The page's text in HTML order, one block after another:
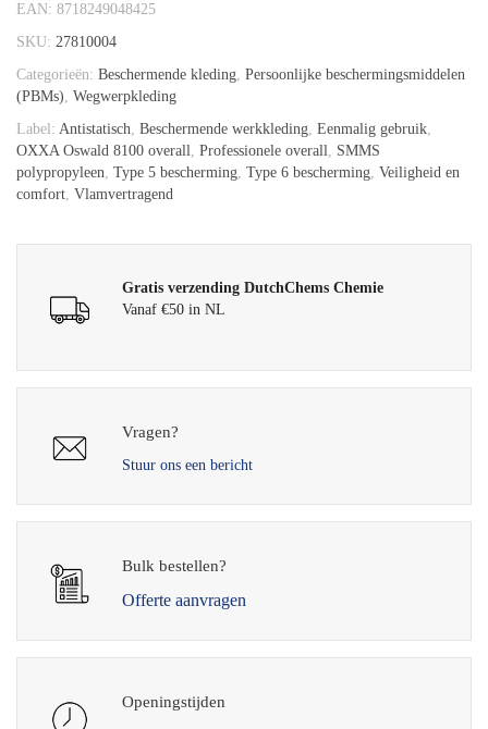
EAN: 8718249048425
SKU: 27810004
Categorieën: Beschermende kleding, Persoonlijke beschermingsmiddelen
(PBMs), Wegwerpkleding
Label: Antistatisch, Beschermende werkkleding, Eenmalig gebruik,
OXXA Oswald 8100 overall, Professionele overall, SMMS
polypropyleen, Type 5 bescherming, Type 6 bescherming, Veiligheid en
comfort, Vlamvertragend
Gratis verzending DutchChems Chemie
Vanaf €50 in NL
Vragen?
Stuur ons een bericht
Bulk bestellen?
Offerte aanvragen
Openingstijden